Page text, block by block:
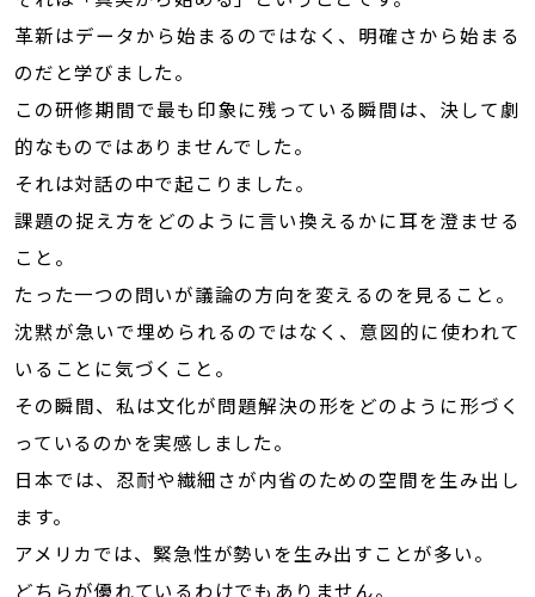
革新はデータから始まるのではなく、明確さから始まる
のだと学びました。
この研修期間で最も印象に残っている瞬間は、決して劇
的なものではありませんでした。
それは対話の中で起こりました。
課題の捉え方をどのように言い換えるかに耳を澄ませる
こと。
たった一つの問いが議論の方向を変えるのを見ること。
沈黙が急いで埋められるのではなく、意図的に使われて
いることに気づくこと。
その瞬間、私は文化が問題解決の形をどのように形づく
っているのかを実感しました。
日本では、忍耐や繊細さが内省のための空間を生み出し
ます。
アメリカでは、緊急性が勢いを生み出すことが多い。
どちらが優れているわけでもありません。